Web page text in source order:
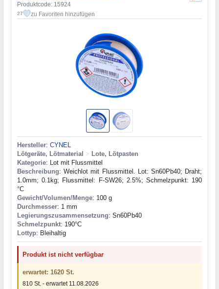
Produktcode: 15924
27 zu Favoriten hinzufügen
Hersteller: CYNEL
Lötgeräte, Lötmaterial > Lote, Lötpasten
Kategorie: Lot mit Flussmittel
Beschreibung: Weichlot mit Flussmittel. Lot: Sn60Pb40; Draht;
1.0mm; 0.1kg; Flussmittel: F-SW26; 2.5%; Schmelzpunkt: 190
°C
Gewicht/Volumen/Menge: 100 g
Durchmesser: 1 mm
Legierungszusammensetzung: Sn60Pb40
Schmelzpunkt: 190°С
Lottyp: Bleihaltig
Produkt ist nicht verfügbar
erwartet: 1620 St.
810 St. - erwartet 11.08.2026